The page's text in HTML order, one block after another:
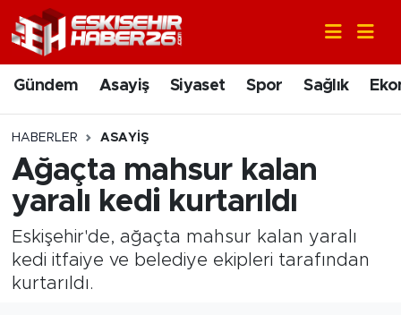
Gündem Asayiş Siyaset Spor Sağlık
HABERLER ASAYIŞ
Ağaçta mahsur kalan
yaralı kedi kurtarıldı
Eskişehir'de, ağaçta mahsur kalan yaralı
kedi itfaiye ve belediye ekipleri tarafından
kurtarıldı.
Gündem
Asayiş
Siyaset
Spor
Sağlık
Nöbetçi Eczaneler
Hava Durumu
Trafik Durumu
Süper Lig Puan Durumu ve Fikstür
Tüm Manşetler